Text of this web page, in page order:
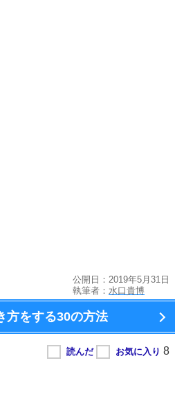
公開日：2019年5月31日
執筆者： 水口貴博
方をする30の方法